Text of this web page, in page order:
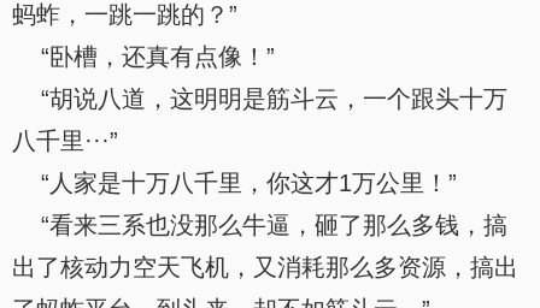
蚂蚱，一跳一跳的？”
“卧槽，还真有点像！”
“胡说八道，这明明是筋斗云，一个跟头十万
八千里···”
“人家是十万八千里，你这才1万公里！”
“看来三系也没那么牛逼，砸了那么多钱，搞
出了核动力空天飞机，又消耗那么多资源，搞出